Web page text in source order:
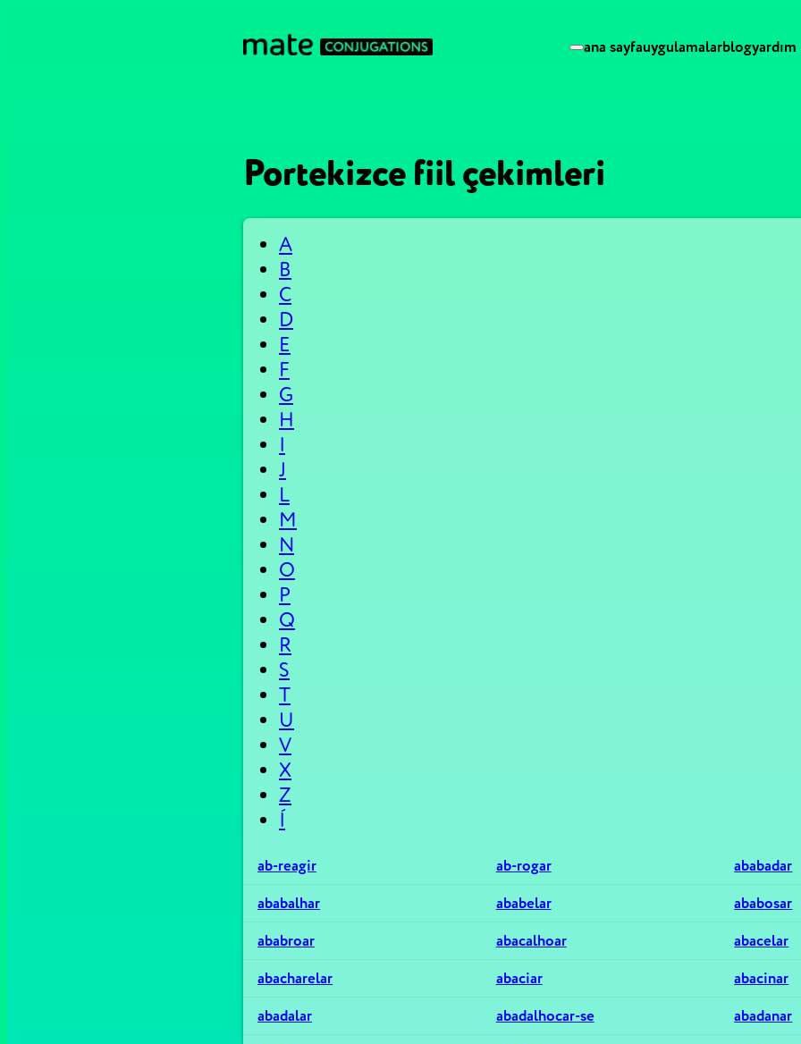
ana sayfauygulamalarblog
Portekizce fiil çekimleri
A
B
C
D
E
F
G
H
I
J
L
M
N
O
P
Q
R
S
T
U
V
X
Z
Í
ab-reagir ab-rogar
ababadar
ababalhar
ababelar
ababosar
ababroar
abacalhoar
abacelar
abacharelar
abaciar
abacinar
abadalar
abadalhocar-se
abadanar